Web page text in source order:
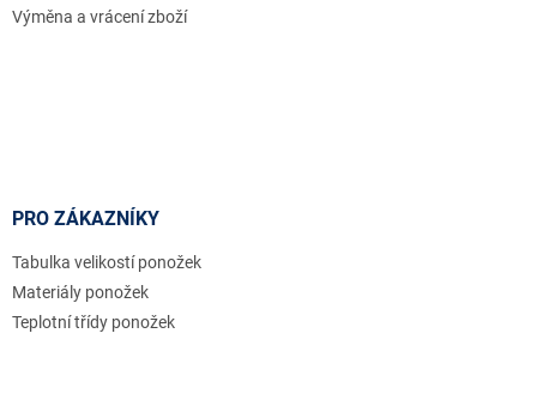
Výměna a vrácení zboží
PRO ZÁKAZNÍKY
Tabulka velikostí ponožek
Materiály ponožek
Teplotní třídy ponožek